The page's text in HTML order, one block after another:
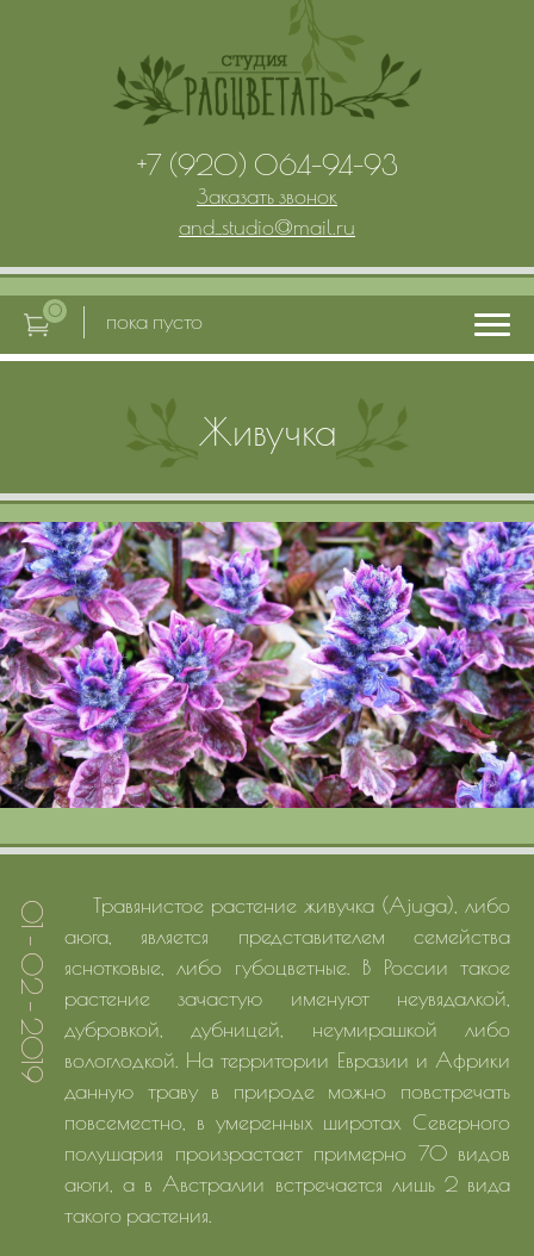
Живучка
01 - 02 - 2019
Травянистое растение живучка (Ajuga), либо
аюга, является представителем семейства
яснотковые, либо губоцветные. В России такое
растение зачастую именуют неувядалкой,
дубровкой, дубницей, неумирашкой либо
вологлодкой. На территории Евразии и Африки
данную траву в природе можно повстречать
повсеместно, в умеренных широтах Северного
полушария произрастает примерно 70 видов
аюги, а в Австралии встречается лишь 2 вида
такого растения.
+7 (920) 064-94-93
Заказать звонок
and_studio@mail.ru
0 пока пусто
Главная
Услуги
Портфолио
Цены
Контакты